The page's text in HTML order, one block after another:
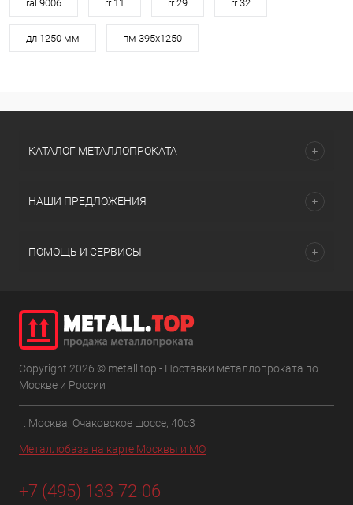
ral 9006 rr 11 rr 29 rr 32
дл 1250 мм пм 395х1250
КАТАЛОГ МЕТАЛЛОПРОКАТА
НАШИ ПРЕДЛОЖЕНИЯ
ПОМОЩЬ И СЕРВИСЫ
Copyright 2026 © metall.top - Поставки металлопроката по
Москве и России
г. Москва, Очаковское шоссе, 40с3
Металлобаза на карте Москвы и МО
+7 (495) 133-72-06